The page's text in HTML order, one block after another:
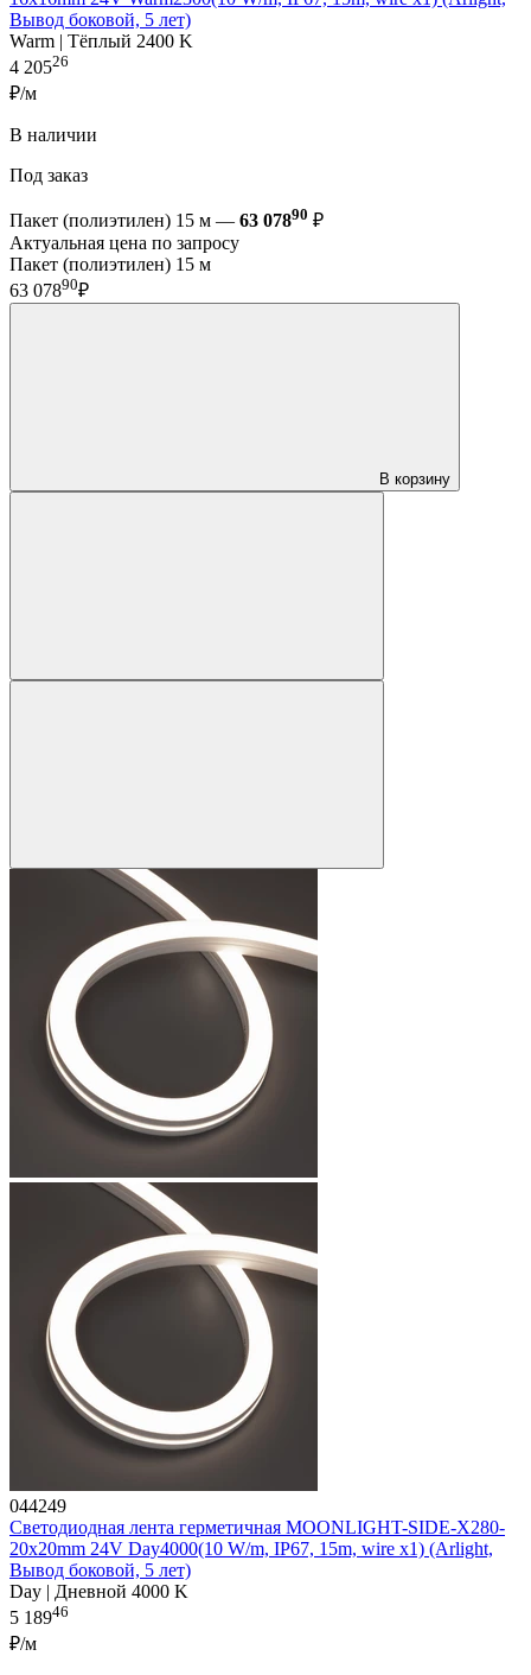
Вывод боковой, 5 лет)
Warm | Тёплый 2400 K
4 20526
₽/м
В наличии
Под заказ
Пакет (полиэтилен) 15 м — 63 07890 ₽
Актуальная цена по запросу
Пакет (полиэтилен) 15 м
63 07890₽
В корзину
044249
Светодиодная лента герметичная MOONLIGHT-SIDE-X280-
20x20mm 24V Day4000(10 W/m, IP67, 15m, wire x1) (Arlight,
Вывод боковой, 5 лет)
Day | Дневной 4000 K
5 18946
₽/м